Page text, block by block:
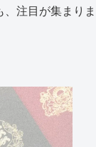
注目が集まりま